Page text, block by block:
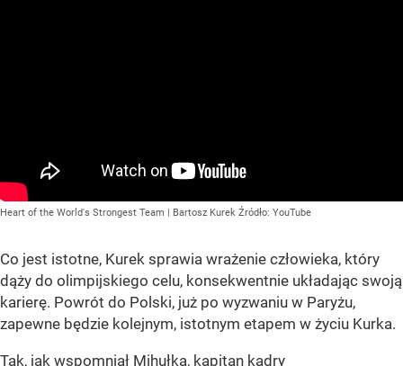
Heart of the World's Strongest Team | Bartosz Kurek Źródło: YouTube
Co jest istotne, Kurek sprawia wrażenie człowieka, który
dąży do olimpijskiego celu, konsekwentnie układając swoją
karierę. Powrót do Polski, już po wyzwaniu w Paryżu,
zapewne będzie kolejnym, istotnym etapem w życiu Kurka.
Tak, jak wspomniał Mihułka, kapitan kadry